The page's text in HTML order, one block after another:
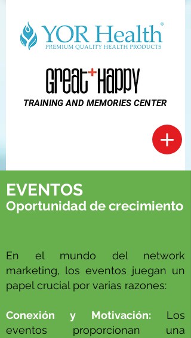
TRAINING AND MEMORIES CENTER
EVENTOS
Oportunidad de crecimiento
En el mundo del network
marketing, los eventos juegan un
papel crucial por varias razones:
Conexión y Motivación:Los
eventos proporcionan una